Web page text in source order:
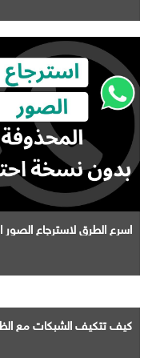
اسرع الطرق لاسترجاع
كيف تتكيف الشبكات مع